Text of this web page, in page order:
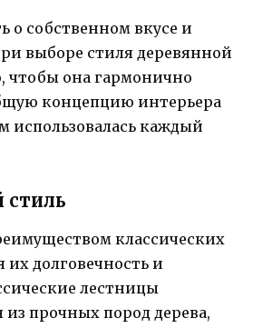
о собственном вкусе и
выборе стиля деревянной
чтобы она гармонично
концепцию интерьера
использовалась каждый
стиль
классических
их долговечность и
лестницы
из прочных пород дерева,